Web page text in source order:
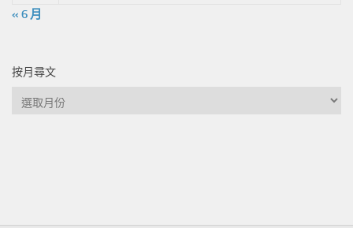
« 6 月
按月尋文
按